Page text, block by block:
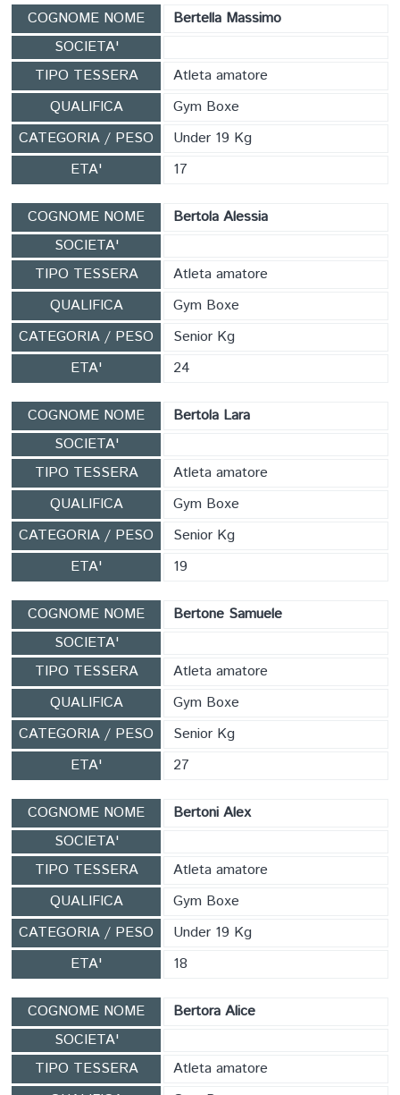
COGNOME NOME
Bertella Massimo
SOCIETA'
TIPO TESSERA
Atleta amatore
QUALIFICA
Gym Boxe
CATEGORIA / PESO
Under 19 Kg
ETA'
17
COGNOME NOME
Bertola Alessia
SOCIETA'
TIPO TESSERA
Atleta amatore
QUALIFICA
Gym Boxe
CATEGORIA / PESO
Senior Kg
ETA'
24
COGNOME NOME
Bertola Lara
SOCIETA'
TIPO TESSERA
Atleta amatore
QUALIFICA
Gym Boxe
CATEGORIA / PESO
Senior Kg
ETA'
19
COGNOME NOME
Bertone Samuele
SOCIETA'
TIPO TESSERA
Atleta amatore
QUALIFICA
Gym Boxe
CATEGORIA / PESO
Senior Kg
ETA'
27
COGNOME NOME
Bertoni Alex
SOCIETA'
TIPO TESSERA
Atleta amatore
QUALIFICA
Gym Boxe
CATEGORIA / PESO
Under 19 Kg
ETA'
18
COGNOME NOME
Bertora Alice
SOCIETA'
TIPO TESSERA
Atleta amatore